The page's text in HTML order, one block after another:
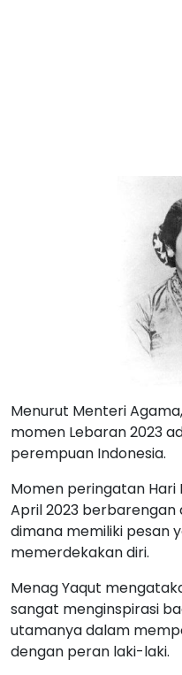
Menurut Menteri
momen Lebaran 2023
perempuan Indonesia.
Momen peringatan Hari
April 2023 berbarengan
dimana memiliki pesan
memerdekakan diri.
Menag Yaqut
sangat menginspirasi
utamanya dalam
dengan peran laki-laki.